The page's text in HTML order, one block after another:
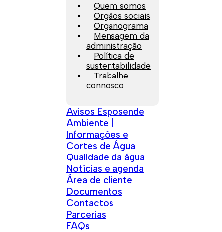
Quem somos
Orgãos sociais
Organograma
Mensagem da
administração
Política de
sustentabilidade
Trabalhe
connosco
Avisos Esposende
Ambiente |
Informações e
Cortes de Água
Qualidade da água
Notícias e agenda
Área de cliente
Documentos
Contactos
Parcerias
FAQs